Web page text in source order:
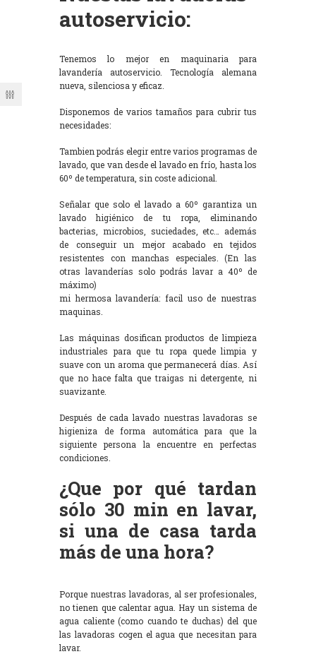
autoservicio:
Tenemos lo mejor en maquinaria para
lavandería autoservicio. Tecnología alemana
nueva, silenciosa y eficaz.
Disponemos de varios tamaños para cubrir tus
necesidades:
Tambien podrás elegir entre varios programas de
lavado, que van desde el lavado en frío, hasta los
60º de temperatura, sin coste adicional.
Señalar que solo el lavado a 60º garantiza un
lavado higiénico de tu ropa, eliminando
bacterias, microbios, suciedades, etc… además
de conseguir un mejor acabado en tejidos
resistentes con manchas especiales. (En las
otras lavanderías solo podrás lavar a 40º de
máximo)
mi hermosa lavandería: facil uso de nuestras
maquinas.
Las máquinas dosifican productos de limpieza
industriales para que tu ropa quede limpia y
suave con un aroma que permanecerá días. Así
que no hace falta que traigas ni detergente, ni
suavizante.
Después de cada lavado nuestras lavadoras se
higieniza de forma automática para que la
siguiente persona la encuentre en perfectas
condiciones.
¿Que por qué tardan
sólo 30 min en lavar,
si una de casa tarda
más de una hora?
Porque nuestras lavadoras, al ser profesionales,
no tienen que calentar agua. Hay un sistema de
agua caliente (como cuando te duchas) del que
las lavadoras cogen el agua que necesitan para
lavar.